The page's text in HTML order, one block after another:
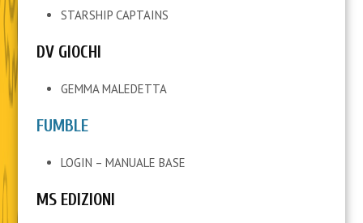
STARSHIP CAPTAINS
DV GIOCHI
GEMMA MALEDETTA
FUMBLE
LOGIN – MANUALE BASE
MS EDIZIONI